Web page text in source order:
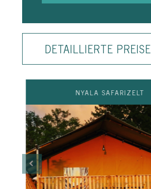
DETAILLIERTE PREISE
NYALA SAFARIZELT